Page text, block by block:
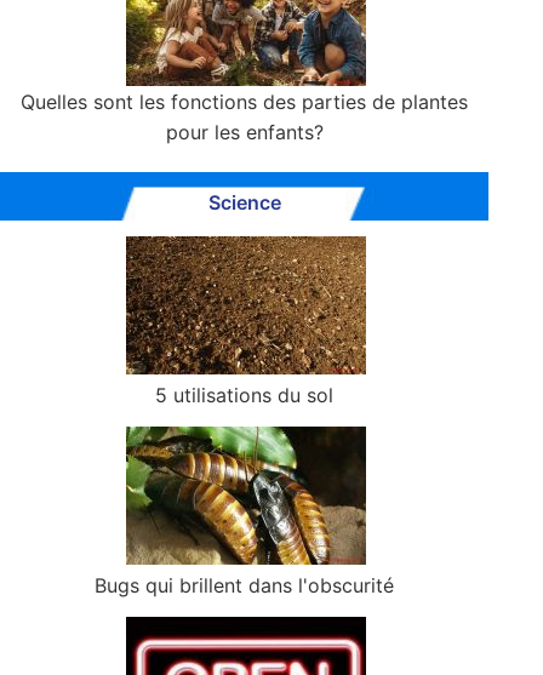
Quelles sont les fonctions des parties de plantes
pour les enfants?
Science
5 utilisations du sol
Bugs qui brillent dans l'obscurité